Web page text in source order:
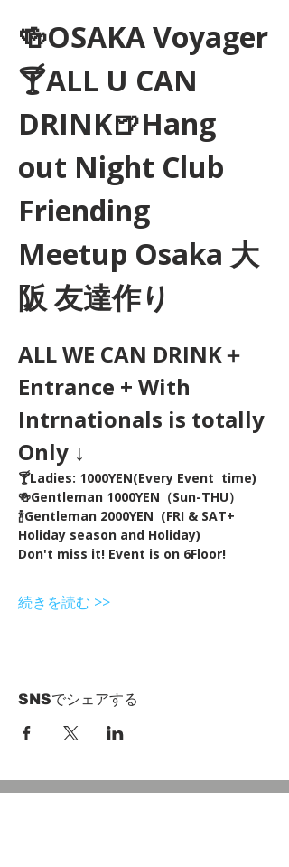
🍻OSAKA Voyager
🍸ALL U CAN
DRINK🍺Hang
out Night Club
Friending
Meetup Osaka 大
阪 友達作り
ALL WE CAN DRINK＋
Entrance + With
Intrnationals is totally
Only ↓
🍸Ladies: 1000YEN(Every Event  time)
🍻Gentleman 1000YEN（Sun-THU）
🍾Gentleman 2000YEN  (FRI & SAT+
Holiday season and Holiday)
Don't miss it! Event is on 6Floor!
続きを読む >>
SNSでシェアする